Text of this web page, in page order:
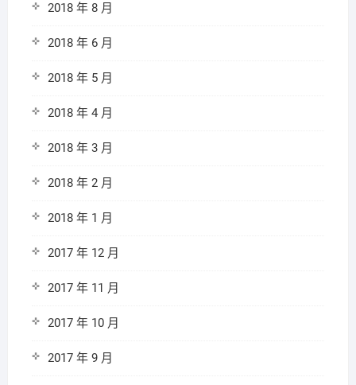
2018 年 8 月
2018 年 6 月
2018 年 5 月
2018 年 4 月
2018 年 3 月
2018 年 2 月
2018 年 1 月
2017 年 12 月
2017 年 11 月
2017 年 10 月
2017 年 9 月